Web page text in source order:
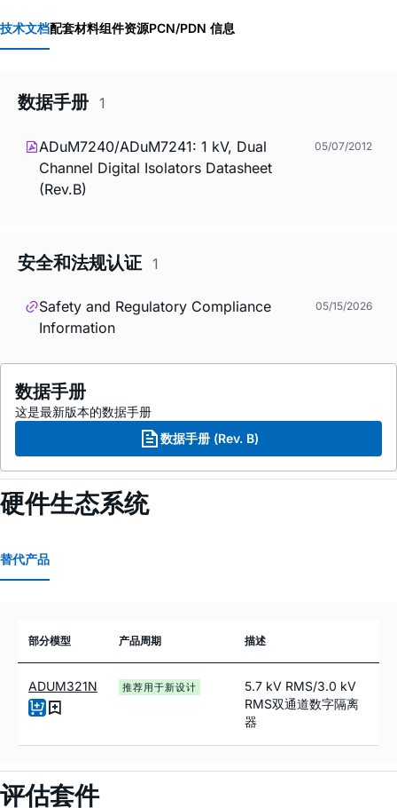
技术文档配套材料组件资源PCN/PDN 信息
数据手册 1
ADuM7240/ADuM7241: 1 kV, Dual
Channel Digital Isolators Datasheet
(Rev.B)
05/07/2012
安全和法规认证 1
Safety and Regulatory Compliance
Information
05/15/2026
数据手册
这是最新版本的数据手册
数据手册 (Rev. B)
硬件生态系统
替代产品
部分模型 产品周期 描述
ADUM321N 推荐用于新设计
5.7 kV RMS/3.0 kV
RMS双通道数字隔离
器
评估套件